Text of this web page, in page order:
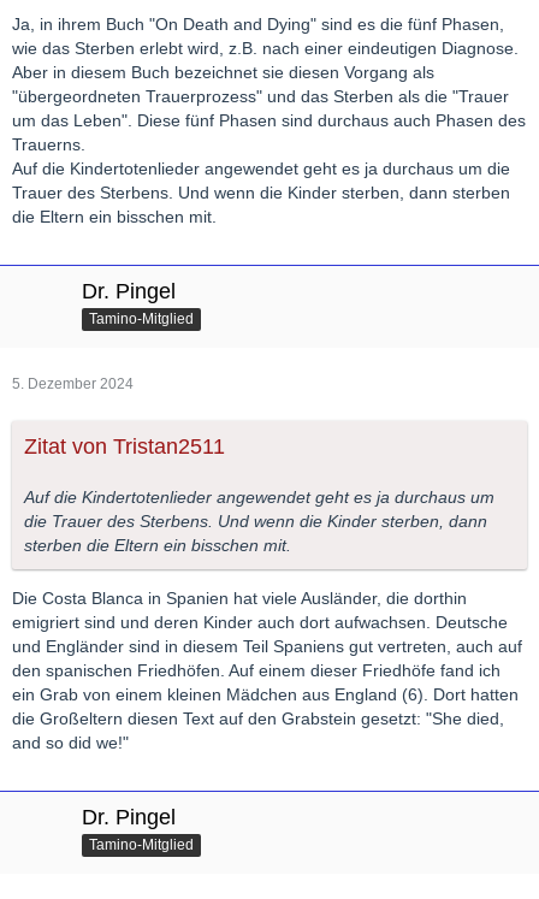
Ja, in ihrem Buch "On Death and Dying" sind es die fünf Phasen,
wie das Sterben erlebt wird, z.B. nach einer eindeutigen Diagnose.
Aber in diesem Buch bezeichnet sie diesen Vorgang als
"übergeordneten Trauerprozess" und das Sterben als die "Trauer
um das Leben". Diese fünf Phasen sind durchaus auch Phasen des
Trauerns.
Auf die Kindertotenlieder angewendet geht es ja durchaus um die
Trauer des Sterbens. Und wenn die Kinder sterben, dann sterben
die Eltern ein bisschen mit.
Dr. Pingel
Tamino-Mitglied
5. Dezember 2024
Zitat von Tristan2511
Auf die Kindertotenlieder angewendet geht es ja durchaus um
die Trauer des Sterbens. Und wenn die Kinder sterben, dann
sterben die Eltern ein bisschen mit.
Die Costa Blanca in Spanien hat viele Ausländer, die dorthin
emigriert sind und deren Kinder auch dort aufwachsen. Deutsche
und Engländer sind in diesem Teil Spaniens gut vertreten, auch auf
den spanischen Friedhöfen. Auf einem dieser Friedhöfe fand ich
ein Grab von einem kleinen Mädchen aus England (6). Dort hatten
die Großeltern diesen Text auf den Grabstein gesetzt: "She died,
and so did we!"
Dr. Pingel
Tamino-Mitglied